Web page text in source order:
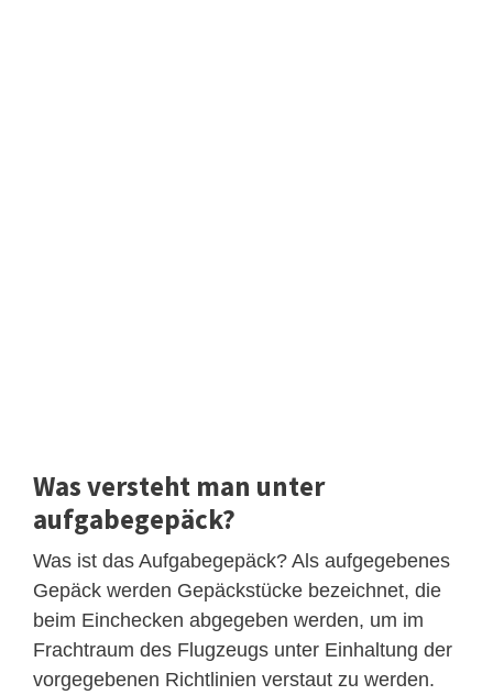
Was versteht man unter
aufgabegepäck?
Was ist das Aufgabegepäck? Als aufgegebenes
Gepäck werden Gepäckstücke bezeichnet, die
beim Einchecken abgegeben werden, um im
Frachtraum des Flugzeugs unter Einhaltung der
vorgegebenen Richtlinien verstaut zu werden.